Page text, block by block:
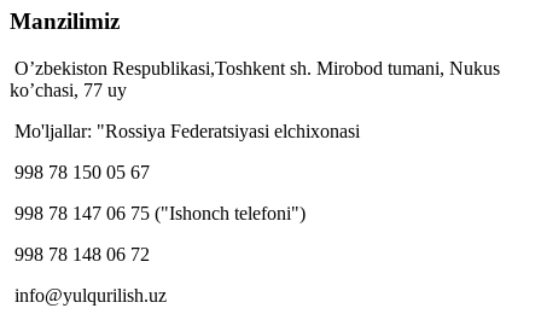
Manzilimiz
O’zbekiston Respublikasi,Toshkent sh. Mirobod tumani, Nukus
ko’chasi, 77 uy
Mo'ljallar: "Rossiya Federatsiyasi elchixonasi
998 78 150 05 67
998 78 147 06 75 ("Ishonch telefoni")
998 78 148 06 72
info@yulqurilish.uz